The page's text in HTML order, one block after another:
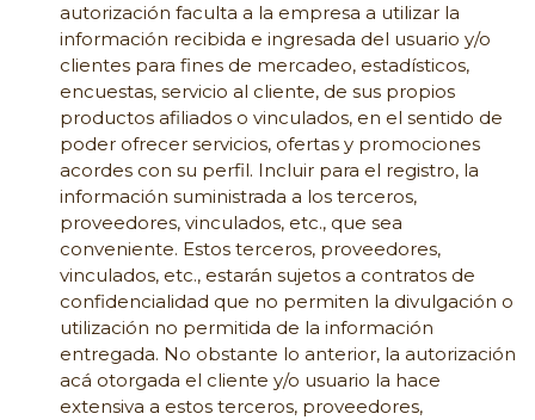
autorización faculta a la empresa a utilizar la
información recibida e ingresada del usuario y/o
clientes para fines de mercadeo, estadísticos,
encuestas, servicio al cliente, de sus propios
productos afiliados o vinculados, en el sentido de
poder ofrecer servicios, ofertas y promociones
acordes con su perfil. Incluir para el registro, la
información suministrada a los terceros,
proveedores, vinculados, etc., que sea
conveniente. Estos terceros, proveedores,
vinculados, etc., estarán sujetos a contratos de
confidencialidad que no permiten la divulgación o
utilización no permitida de la información
entregada. No obstante lo anterior, la autorización
acá otorgada el cliente y/o usuario la hace
extensiva a estos terceros, proveedores,